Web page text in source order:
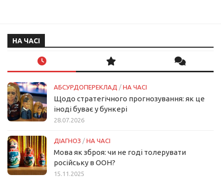
НА ЧАСІ
АБСУРДОПЕРЕКЛАД / НА ЧАСІ
Щодо стратегічного прогнозування: як це
іноді буває у бункері
28.07.2026
ДІАГНОЗ / НА ЧАСІ
Мова як зброя: чи не годі толерувати
російську в ООН?
15.11.2025